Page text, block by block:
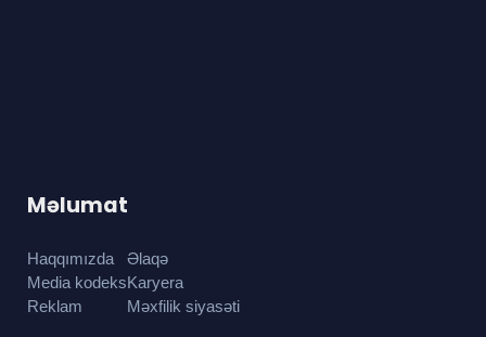
Məlumat
Haqqımızda
Media kodeks
Reklam
Əlaqə
Karyera
Məxfilik siyasəti